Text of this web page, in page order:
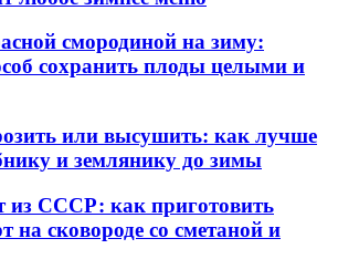
смородиной на зиму:
сохранить плоды целыми и
или высушить: как лучше
и землянику до зимы
из СССР: как приготовить
на сковороде со сметаной и